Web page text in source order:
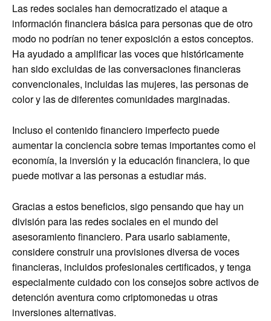
Las redes sociales han democratizado el ataque a
información financiera básica para personas que de otro
modo no podrían no tener exposición a estos conceptos.
Ha ayudado a amplificar las voces que históricamente
han sido excluidas de las conversaciones financieras
convencionales, incluidas las mujeres, las personas de
color y las de diferentes comunidades marginadas.
Incluso el contenido financiero imperfecto puede
aumentar la conciencia sobre temas importantes como el
economía, la inversión y la educación financiera, lo que
puede motivar a las personas a estudiar más.
Gracias a estos beneficios, sigo pensando que hay un
división para las redes sociales en el mundo del
asesoramiento financiero. Para usarlo sabiamente,
considere construir una provisiones diversa de voces
financieras, incluidos profesionales certificados, y tenga
especialmente cuidado con los consejos sobre activos de
detención aventura como criptomonedas u otras
inversiones alternativas.